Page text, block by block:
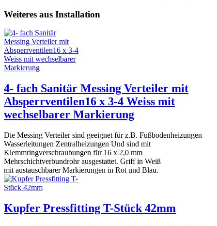
Weiteres aus Installation
4- fach Sanitär Messing Verteiler mit
Absperrventilen16 x 3-4 Weiss mit
wechselbarer Markierung
Die Messing Verteiler sind geeignet für z.B. Fußbodenheizungen
Wasserleitungen Zentralheizungen Und sind mit
Klemmringverschraubungen für 16 x 2,0 mm
Mehrschichtverbundrohr ausgestattet. Griff in Weiß
mit austauschbarer Markierungen in Rot und Blau.
Kupfer Pressfitting T-Stück 42mm